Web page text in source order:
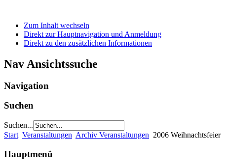
Zum Inhalt wechseln
Direkt zur Hauptnavigation und Anmeldung
Direkt zu den zusätzlichen Informationen
Nav Ansichtssuche
Navigation
Suchen
Suchen...
Start Veranstaltungen Archiv Veranstaltungen 2006 Weihnachtsfeier
Hauptmenü